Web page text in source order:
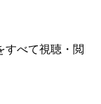
すべて視聴・閲